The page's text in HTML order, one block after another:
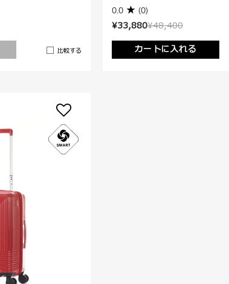
比較する
¥48,400
¥33,880
カートに入れる
0.0 (0)